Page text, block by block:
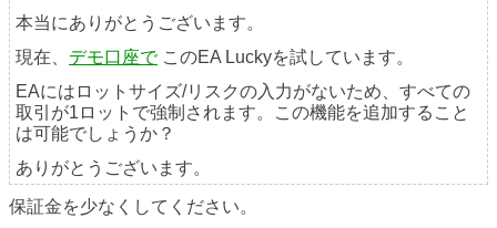
本当にありがとうございます。
現在、 デモ口座でこのEA Luckyを試しています。
EAにはロットサイズ/リスクの入力がないため、すべての
取引が1ロットで強制されます。この機能を追加すること
は可能でしょうか？
ありがとうございます。
保証金を少なくしてください。